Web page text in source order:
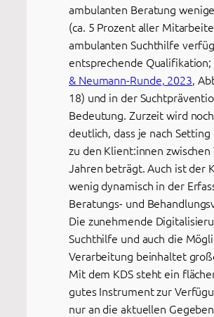
ambulanten Beratung
(ca. 5 Prozent aller
ambulanten Suchthilfe
entsprechende Qualifikation;
& Neumann-Runde, 2023,
18) und in der
Bedeutung. Zurzeit wird
deutlich, dass je nach
zu den Klient:innen zwischen
Jahren beträgt. Auch ist der
wenig dynamisch in der
Beratungs- und
Die zunehmende
Suchthilfe und auch die
Verarbeitung beinhaltet
Mit dem KDS steht ein
gutes Instrument zur
nur an die aktuellen